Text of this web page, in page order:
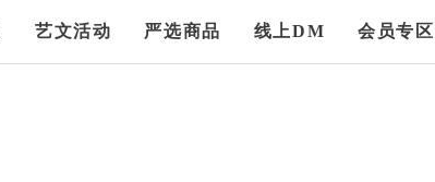
艺文活动 严选商品 线上DM 会员专区